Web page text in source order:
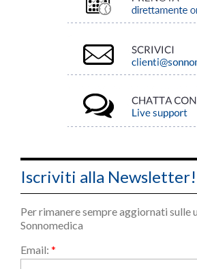
Iscriviti alla Newsletter!
Per rimanere sempre aggiornati sulle
Sonnomedica
Email: *